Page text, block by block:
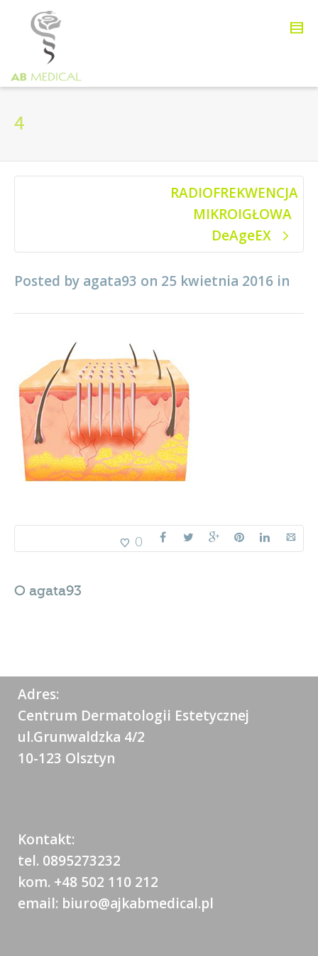
4
RADIOFREKWENCJA
MIKROIGŁOWA
DeAgeEX
Posted by agata93 on 25 kwietnia 2016 in
0
O agata93
Adres:
Centrum Dermatologii Estetycznej
ul.Grunwaldzka 4/2
10-123 Olsztyn
Kontakt:
tel. 0895273232
kom. +48 502 110 212
email: biuro@ajkabmedical.pl